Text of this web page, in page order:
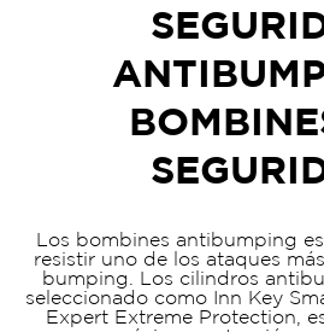
Los bombines antibumping
resistir uno de los ataques
bumping. Los cilindros
seleccionado como Inn Key
Expert Extreme Protection,